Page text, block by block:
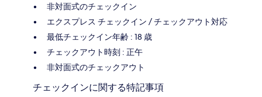
非対面式のチェックイン
エクスプレス チェックイン / チェックアウト対応
最低チェックイン年齢 : 18 歳
チェックアウト時刻 : 正午
非対面式のチェックアウト
チェックインに関する特記事項